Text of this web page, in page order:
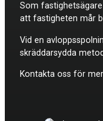
Som
att fastigheten mår
Vid en
skräddarsydda
Kontakta oss för